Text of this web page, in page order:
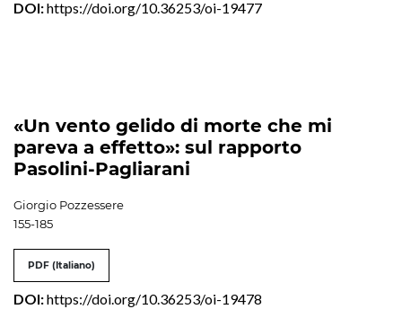
DOI:https://doi.org/10.36253/oi-19477
«Un vento gelido di morte che mi
pareva a effetto»: sul rapporto
Pasolini-Pagliarani
Giorgio Pozzessere
155-185
PDF (Italiano)
DOI:https://doi.org/10.36253/oi-19478